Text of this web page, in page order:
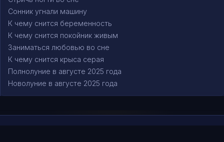
Сонник угнали машину
К чему снится беременность
К чему снится покойник живым
Заниматься любовью во сне
К чему снится крыса серая
Полнолуние в августе 2025 года
Новолуние в августе 2025 года